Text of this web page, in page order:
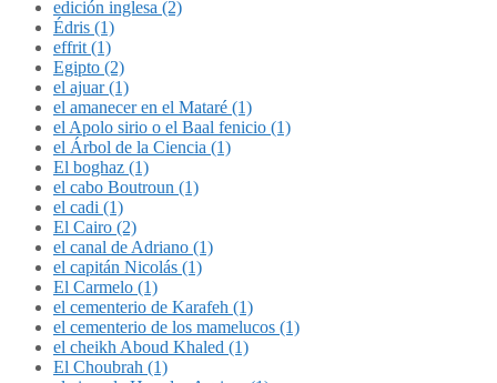
edición inglesa (2)
Édris (1)
effrit (1)
Egipto (2)
el ajuar (1)
el amanecer en el Mataré (1)
el Apolo sirio o el Baal fenicio (1)
el Árbol de la Ciencia (1)
El boghaz (1)
el cabo Boutroun (1)
el cadi (1)
El Cairo (2)
el canal de Adriano (1)
el capitán Nicolás (1)
El Carmelo (1)
el cementerio de Karafeh (1)
el cementerio de los mamelucos (1)
el cheikh Aboud Khaled (1)
El Choubrah (1)